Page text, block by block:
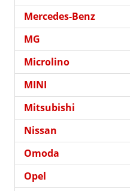
Mercedes-Benz
MG
Microlino
MINI
Mitsubishi
Nissan
Omoda
Opel